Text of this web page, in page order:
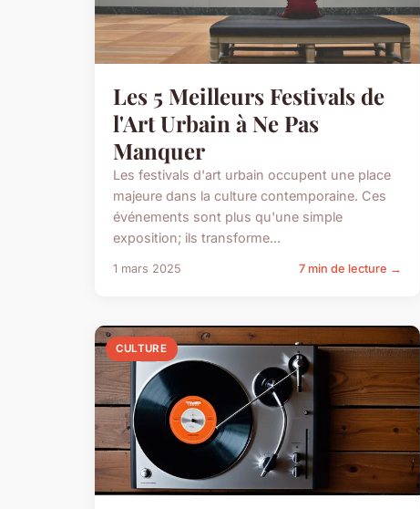
Les 5 Meilleurs Festivals de
l'Art Urbain à Ne Pas
Manquer
Les festivals d'art urbain occupent une place
majeure dans la culture contemporaine. Ces
événements sont plus qu'une simple
exposition; ils transforme...
1 mars 2025 7 min de lecture →
CULTURE